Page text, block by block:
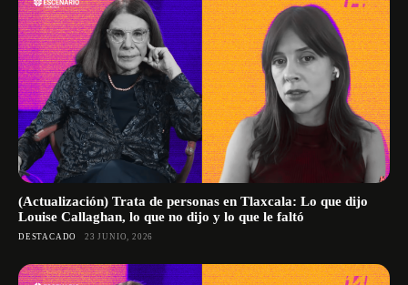
(Actualización) Trata de personas en Tlaxcala: Lo que dijo
Louise Callaghan, lo que no dijo y lo que le faltó
DESTACADO 23 JUNIO, 2026